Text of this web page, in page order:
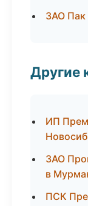
ЗАО
Другие
ИП
ЗАО
в
ПСК